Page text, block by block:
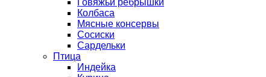
Колбаса
Мясные консервы
Сосиски
Сардельки
Птица
Индейка